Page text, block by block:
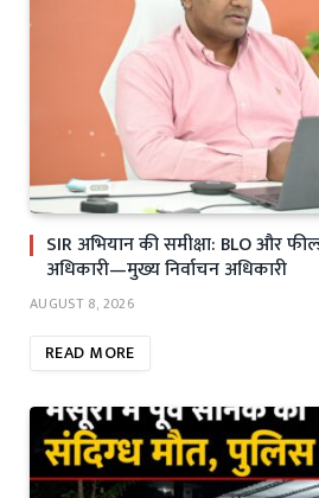
SIR अभियान की समीक्षा: BLO और
अधिकारी—मुख्य निर्वाचन अधिकारी
AUGUST 8, 2026
READ MORE